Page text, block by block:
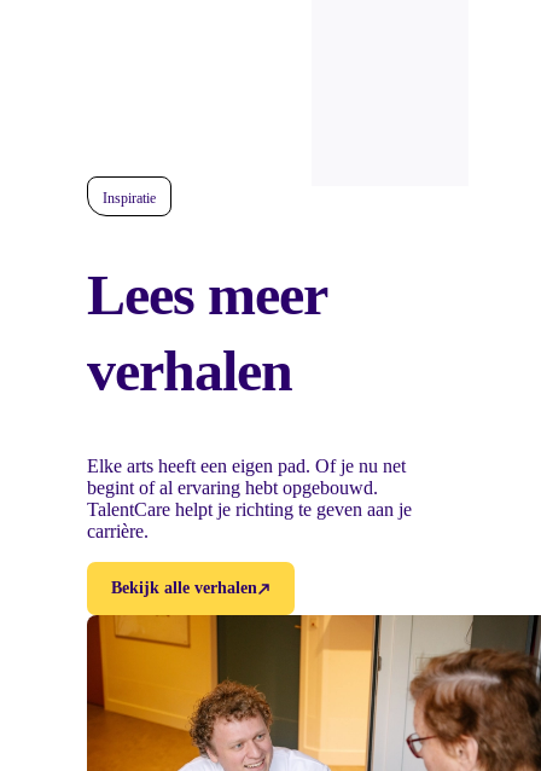
Inspiratie
Lees meer
verhalen
Elke arts heeft een eigen pad. Of je nu net
begint of al ervaring hebt opgebouwd.
TalentCare helpt je richting te geven aan je
carrière.
Bekijk alle verhalen